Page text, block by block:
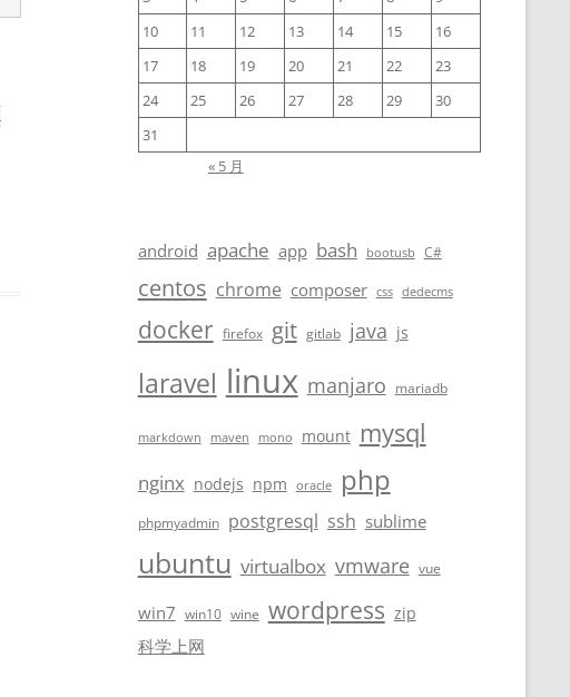
10
11 12 13 14 15
16
17
18 19 20 21 22
23
24
25 26 27 28 29
30
31
« 5 月
android apache app bash bootusb C#
centos chrome composer css dedecms
docker firefox git gitlab java js
laravel linux manjaro mariadb
markdown maven mono mount mysql
nginx nodejs npm oracle php
phpmyadmin postgresql ssh sublime
ubuntu virtualbox vmware vue
win7 win10 wine wordpress zip
科学上网